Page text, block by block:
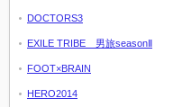
DOCTORS3
EXILE TRIBE 男旅seasonⅡ
FOOT×BRAIN
HERO2014